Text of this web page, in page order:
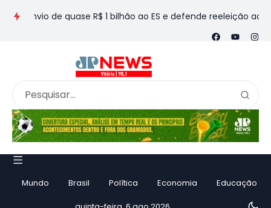
envio de quase R$ 1 bilhão ao ES e defende reeleição ao
Mundo Brasil Política Economia Educação